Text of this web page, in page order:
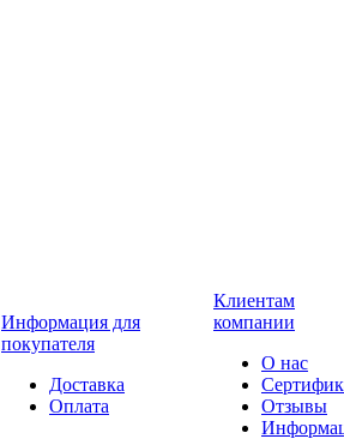
Информация для
покупателя
Доставка
Оплата
Клиентам
компании
О нас
Отзывы